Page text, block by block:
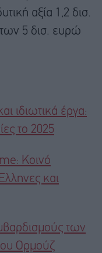
αξία 1,2 δισ.
5 δισ. ευρώ
ιδιωτικά έργα:
το 2025
Κοινό
και
των
Ορμούζ